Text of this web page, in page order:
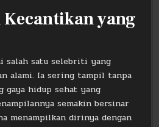
yang
salah satu selebriti yang
alami. Ia sering tampil tanpa
gaya hidup sehat yang
semakin bersinar
menampilkan dirinya dengan